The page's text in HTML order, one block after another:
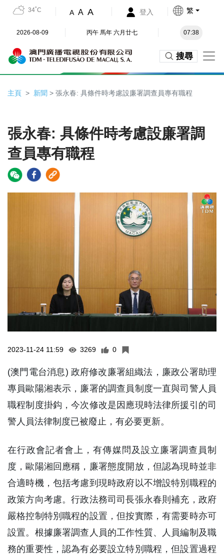
34˚C A A A 登入 繁
2026-08-09 丙午 馬年 六月廿七 07:38
搜尋
主頁 新聞 > 張永春: 具條件時考慮設廉署調查員專有職程
張永春: 具條件時考慮設廉署調
查員專有職程
2023-11-24 11:59 3269 0
(澳門電台消息) 政府修改廉署組織法，廉政公署助理
專員歐陽湘表示，廉署的調查員制度一直與司警人員
職程制度掛鈎，今次修改是因應現時法律所援引的司
警人員法律制度已被廢止，有必要更新。
在行政會記者會上，有傳媒問及設立廉署調查員制
度，歐陽湘回應稱，廉署態度開放，但認為現時並非
合適時機，包括考慮到現時政府以不增設特別職程的
政策方向考慮。行政法務司司長張永春則補充，政府
嚴格控制特別職程的設置，但按實際，有需要時亦可
設置。根據廉署調查人員的工作性質、人員編制及職
務的重要性，認為有必要設立特別職程，但設置過程